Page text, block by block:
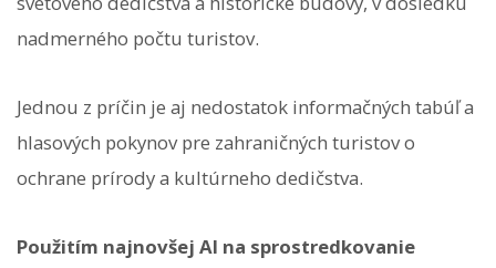
nadmerného počtu turistov.
Jednou z príčin je aj nedostatok informačných tabúľ a
hlasových pokynov pre zahraničných turistov o
ochrane prírody a kultúrneho dedičstva.
Použitím najnovšej AI na sprostredkovanie